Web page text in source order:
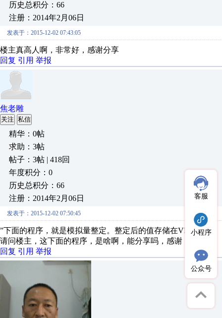
历史总积分：66
注册：2014年2月06日
发表于：2015-12-02 07:43:05
楼主真高人啊，非常好，感谢分享
回复 引用 举报
焦老雕
关注 私信
精华：0帖
求助：3帖
帖子：3帖 | 418回
年度积分：0
历史总积分：66
注册：2014年2月06日
发表于：2015-12-02 07:50:45
”下面的程序，就是模拟量整定。整定后的值存储在VD200、“
请问楼主，这下面的程序，是啥啊，能分享吗，感谢
回复 引用 举报
客服
小程序
公众号